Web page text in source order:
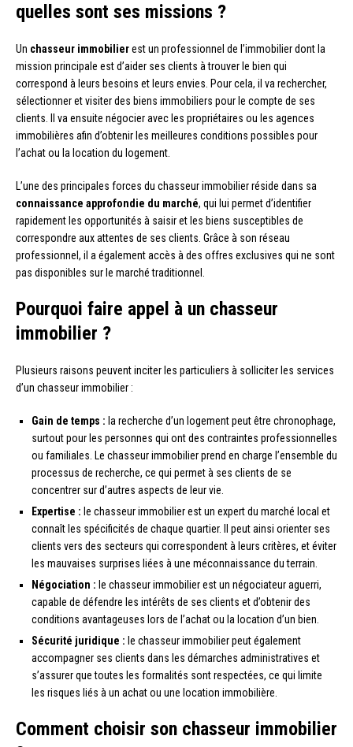
quelles sont ses missions ?
Un chasseur immobilierest un professionnel de l’immobilier dont la
mission principale est d’aider ses clients à trouver le bien qui
correspond à leurs besoins et leurs envies. Pour cela, il va rechercher,
sélectionner et visiter des biens immobiliers pour le compte de ses
clients. Il va ensuite négocier avec les propriétaires ou les agences
immobilières afin d’obtenir les meilleures conditions possibles pour
l’achat ou la location du logement.
L’une des principales forces du chasseur immobilier réside dans sa
connaissance approfondie du marché, qui lui permet d’identifier
rapidement les opportunités à saisir et les biens susceptibles de
correspondre aux attentes de ses clients. Grâce à son réseau
professionnel, il a également accès à des offres exclusives qui ne sont
pas disponibles sur le marché traditionnel.
Pourquoi faire appel à un chasseur
immobilier ?
Plusieurs raisons peuvent inciter les particuliers à solliciter les services
d’un chasseur immobilier :
Gain de temps : la recherche d’un logement peut être chronophage,
surtout pour les personnes qui ont des contraintes professionnelles
ou familiales. Le chasseur immobilier prend en charge l’ensemble du
processus de recherche, ce qui permet à ses clients de se
concentrer sur d’autres aspects de leur vie.
Expertise : le chasseur immobilier est un expert du marché local et
connaît les spécificités de chaque quartier. Il peut ainsi orienter ses
clients vers des secteurs qui correspondent à leurs critères, et éviter
les mauvaises surprises liées à une méconnaissance du terrain.
Négociation : le chasseur immobilier est un négociateur aguerri,
capable de défendre les intérêts de ses clients et d’obtenir des
conditions avantageuses lors de l’achat ou la location d’un bien.
Sécurité juridique : le chasseur immobilier peut également
accompagner ses clients dans les démarches administratives et
s’assurer que toutes les formalités sont respectées, ce qui limite
les risques liés à un achat ou une location immobilière.
Comment choisir son chasseur immobilier